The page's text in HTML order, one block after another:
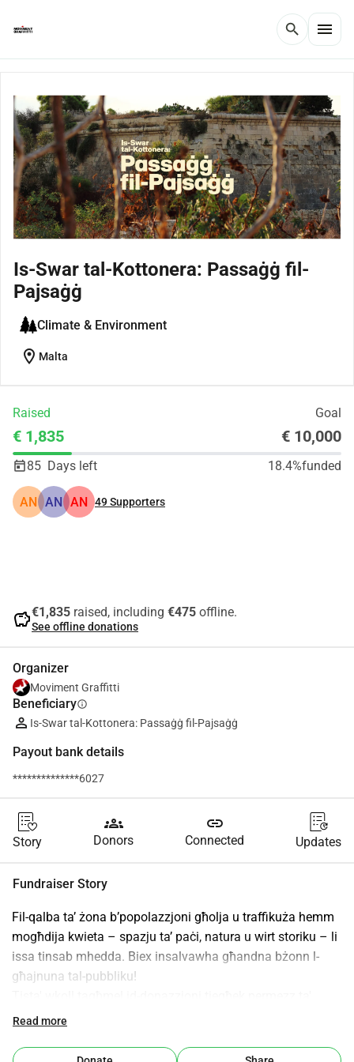
search menu
Is-Swar tal-Kottonera: Passaġġ fil-
Pajsaġġ
Climate & Environment
location_on Malta
Raised Goal
€ 1,835 € 10,000
85 Days left 18.4%funded
AN AN AN 49Supporters
savings€1,835 raised, including €475 offline.
See offline donations
Organizer
Moviment Graffitti
Beneficiaryinfo
Is-Swar tal-Kottonera: Passaġġ fil-Pajsaġġ
Payout bank details
**************6027
Story
groups
Donors
link
Connected Updates
Fundraiser Story
Fil-qalba ta’ żona b’popolazzjoni għolja u traffikuża hemm
mogħdija kwieta – spazju ta’ paċi, natura u wirt storiku – li
issa tinsab mhedda. Biex insalvawha għandna bżonn l-
għajnuna tal-pubbliku!
trasferiment bankarju f'dan il-kont (poġġi 'żabbar road' fid-
BOV
Read more